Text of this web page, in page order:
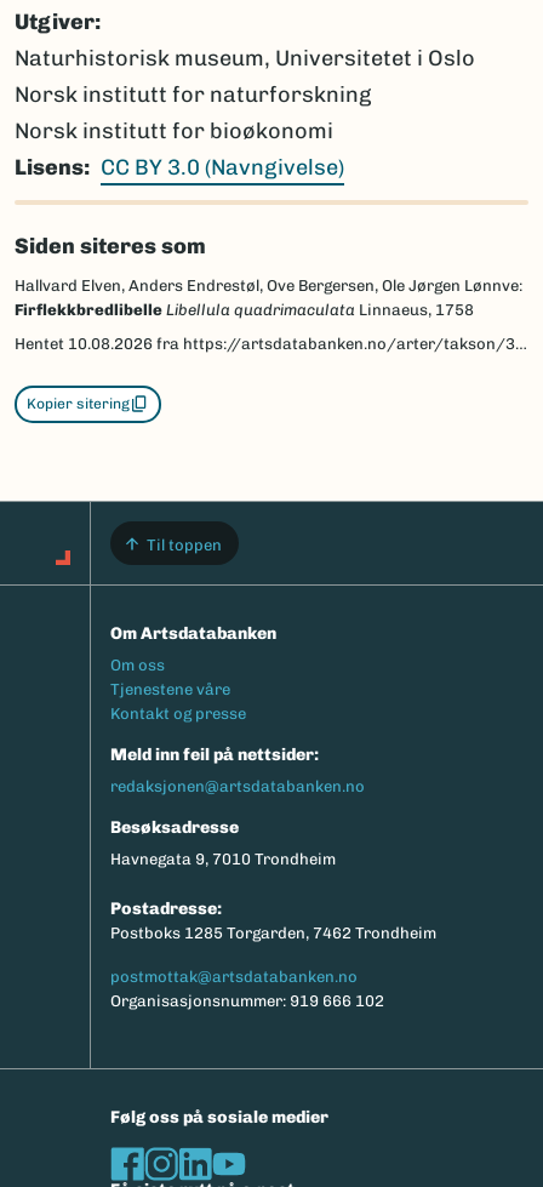
Utgiver
Naturhistorisk museum, Universitetet i Oslo
Norsk institutt for naturforskning
Norsk institutt for bioøkonomi
Lisens
CC BY 3.0 (Navngivelse)
Siden siteres som
Hallvard Elven, Anders Endrestøl, Ove Bergersen, Ole Jørgen Lønnve:
Firflekkbredlibelle Libellula quadrimaculata Linnaeus, 1758
Hentet 10.08.2026 fra https://artsdatabanken.no/arter/takson/32625/beskrivelse
Kopier sitering
Til toppen
Om Artsdatabanken
Footermeny
Om oss
Tjenestene våre
Kontakt og presse
Meld inn feil på nettsider:
redaksjonen@artsdatabanken.no
Besøksadresse
Havnegata 9, 7010 Trondheim
Postadresse:
Postboks 1285 Torgarden, 7462 Trondheim
postmottak@artsdatabanken.no
Organisasjonsnummer: 919 666 102
Følg oss på sosiale medier